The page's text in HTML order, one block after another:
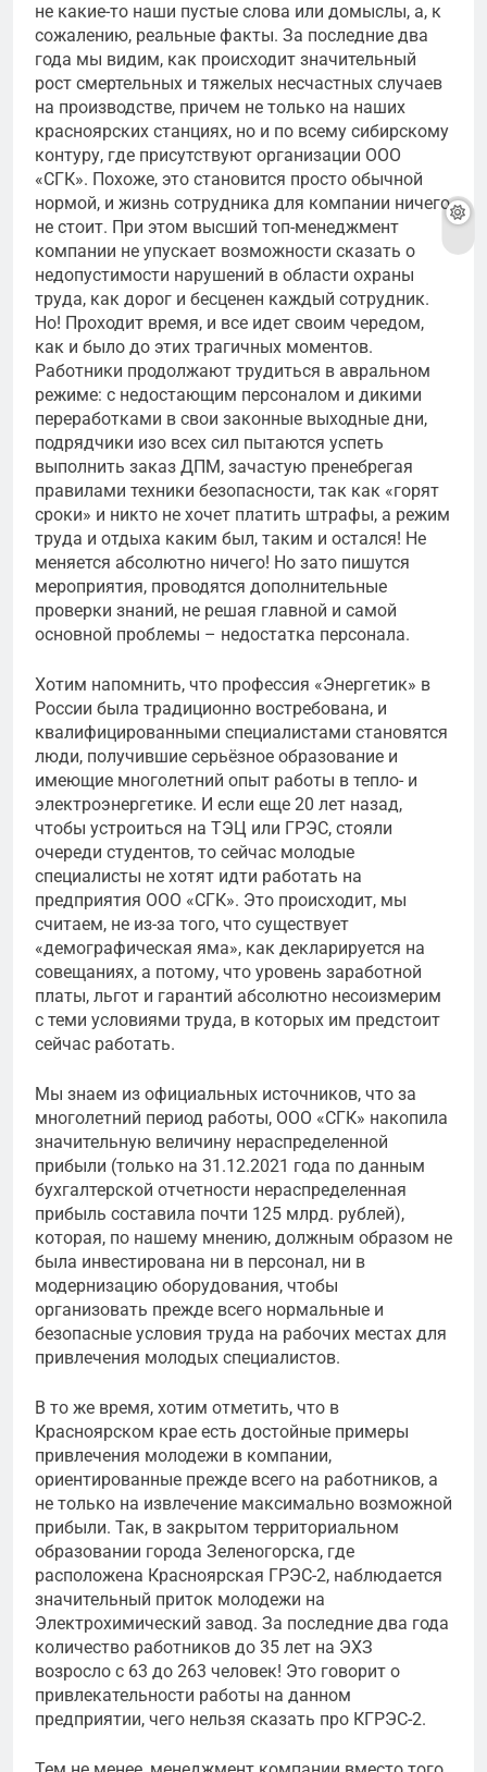
не какие-то наши пустые слова или домыслы, а, к
сожалению, реальные факты. За последние два
года мы видим, как происходит значительный
рост смертельных и тяжелых несчастных случаев
на производстве, причем не только на наших
красноярских станциях, но и по всему сибирскому
контуру, где присутствуют организации ООО
«СГК». Похоже, это становится просто обычной
нормой, и жизнь сотрудника для компании ничего
не стоит. При этом высший топ-менеджмент
компании не упускает возможности сказать о
недопустимости нарушений в области охраны
труда, как дорог и бесценен каждый сотрудник.
Но! Проходит время, и все идет своим чередом,
как и было до этих трагичных моментов.
Работники продолжают трудиться в авральном
режиме: с недостающим персоналом и дикими
переработками в свои законные выходные дни,
подрядчики изо всех сил пытаются успеть
выполнить заказ ДПМ, зачастую пренебрегая
правилами техники безопасности, так как «горят
сроки» и никто не хочет платить штрафы, а режим
труда и отдыха каким был, таким и остался! Не
меняется абсолютно ничего! Но зато пишутся
мероприятия, проводятся дополнительные
проверки знаний, не решая главной и самой
основной проблемы – недостатка персонала.
Хотим напомнить, что профессия «Энергетик» в
России была традиционно востребована, и
квалифицированными специалистами становятся
люди, получившие серьёзное образование и
имеющие многолетний опыт работы в тепло- и
электроэнергетике. И если еще 20 лет назад,
чтобы устроиться на ТЭЦ или ГРЭС, стояли
очереди студентов, то сейчас молодые
специалисты не хотят идти работать на
предприятия ООО «СГК». Это происходит, мы
считаем, не из-за того, что существует
«демографическая яма», как декларируется на
совещаниях, а потому, что уровень заработной
платы, льгот и гарантий абсолютно несоизмерим
с теми условиями труда, в которых им предстоит
сейчас работать.
Мы знаем из официальных источников, что за
многолетний период работы, ООО «СГК» накопила
значительную величину нераспределенной
прибыли (только на 31.12.2021 года по данным
бухгалтерской отчетности нераспределенная
прибыль составила почти 125 млрд. рублей),
которая, по нашему мнению, должным образом не
была инвестирована ни в персонал, ни в
модернизацию оборудования, чтобы
организовать прежде всего нормальные и
безопасные условия труда на рабочих местах для
привлечения молодых специалистов.
В то же время, хотим отметить, что в
Красноярском крае есть достойные примеры
привлечения молодежи в компании,
ориентированные прежде всего на работников, а
не только на извлечение максимально возможной
прибыли. Так, в закрытом территориальном
образовании города Зеленогорска, где
расположена Красноярская ГРЭС-2, наблюдается
значительный приток молодежи на
Электрохимический завод. За последние два года
количество работников до 35 лет на ЭХЗ
возросло с 63 до 263 человек! Это говорит о
привлекательности работы на данном
предприятии, чего нельзя сказать про КГРЭС-2.